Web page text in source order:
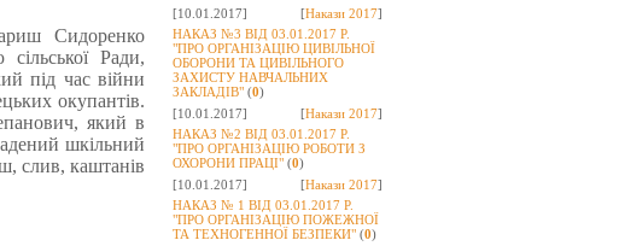
[10.01.2017]
[Накази 2017]
НАКАЗ №3 ВІД 03.01.2017 Р.
"ПРО ОРГАНІЗАЦІЮ ЦИВІЛЬНОЇ
ОБОРОНИ ТА ЦИВІЛЬНОГО
ЗАХИСТУ НАВЧАЛЬНИХ
ЗАКЛАДІВ" (0)
[10.01.2017]
[Накази 2017]
НАКАЗ №2 ВІД 03.01.2017 Р.
"ПРО ОРГАНІЗАЦІЮ РОБОТИ З
ОХОРОНИ ПРАЦІ" (0)
[10.01.2017]
[Накази 2017]
НАКАЗ № 1 ВІД 03.01.2017 Р.
"ПРО ОРГАНІЗАЦІЮ ПОЖЕЖНОЇ
ТА ТЕХНОГЕННОЇ БЕЗПЕКИ" (0)
Сидоренко
Ради,
під час війни
окупантів.
який в
шкільний
слив, каштанів